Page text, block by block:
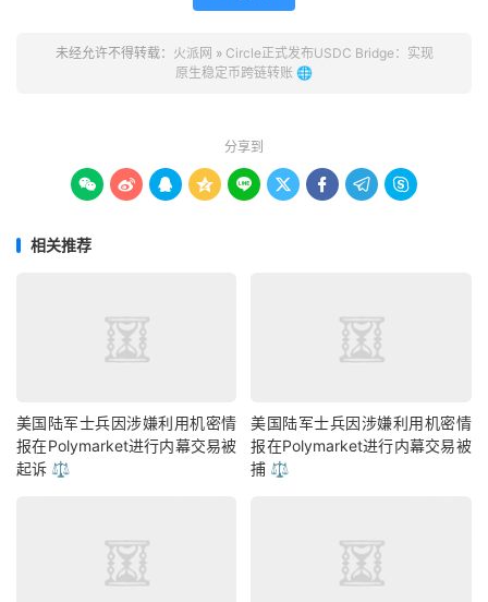
未经允许不得转载： 火派网 » Circle正式发布USDC Bridge：实现
原生稳定币跨链转账 🌐
分享到
        
相关推荐
美国陆军士兵因涉嫌利用机密情
报在Polymarket进行内幕交易被
起诉 ⚖️
美国陆军士兵因涉嫌利用机密情
报在Polymarket进行内幕交易被
捕 ⚖️